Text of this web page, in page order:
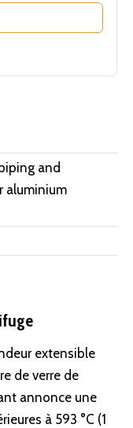
Box ou
and
aluminium
extensible
de verre de
annonce une
à 593 °C (1